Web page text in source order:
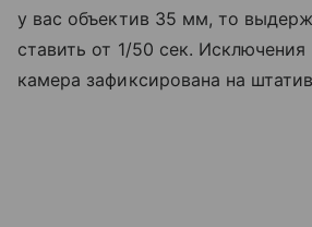
у вас объектив 35 мм, то
ставить от 1/50 сек.
камера зафиксирована на